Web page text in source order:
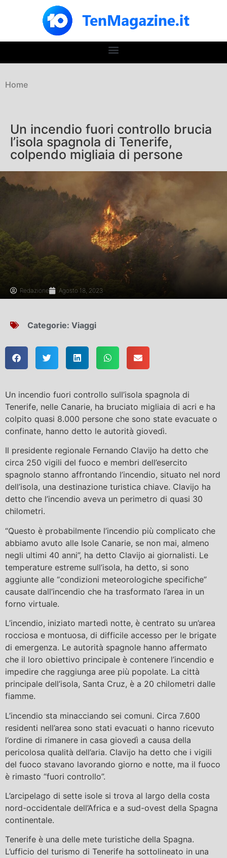
Home
Un incendio fuori controllo brucia
l’isola spagnola di Tenerife,
colpendo migliaia di persone
Redazione Agosto 18, 2023
Categorie: Viaggi
Un incendio fuori controllo sull’isola spagnola di
Tenerife, nelle Canarie, ha bruciato migliaia di acri e ha
colpito quasi 8.000 persone che sono state evacuate o
confinate, hanno detto le autorità giovedì.
Il presidente regionale Fernando Clavijo ha detto che
circa 250 vigili del fuoco e membri dell’esercito
spagnolo stanno affrontando l’incendio, situato nel nord
dell’isola, una destinazione turistica chiave. Clavijo ha
detto che l’incendio aveva un perimetro di quasi 30
chilometri.
“Questo è probabilmente l’incendio più complicato che
abbiamo avuto alle Isole Canarie, se non mai, almeno
negli ultimi 40 anni”, ha detto Clavijo ai giornalisti. Le
temperature estreme sull’isola, ha detto, si sono
aggiunte alle “condizioni meteorologiche specifiche”
causate dall’incendio che ha trasformato l’area in un
forno virtuale.
L’incendio, iniziato martedì notte, è centrato su un’area
rocciosa e montuosa, di difficile accesso per le brigate
di emergenza. Le autorità spagnole hanno affermato
che il loro obiettivo principale è contenere l’incendio e
impedire che raggiunga aree più popolate. La città
principale dell’isola, Santa Cruz, è a 20 chilometri dalle
fiamme.
L’incendio sta minacciando sei comuni. Circa 7.600
residenti nell’area sono stati evacuati o hanno ricevuto
l’ordine di rimanere in casa giovedì a causa della
pericolosa qualità dell’aria. Clavijo ha detto che i vigili
del fuoco stavano lavorando giorno e notte, ma il fuoco
è rimasto “fuori controllo”.
L’arcipelago di sette isole si trova al largo della costa
nord-occidentale dell’Africa e a sud-ovest della Spagna
continentale.
Tenerife è una delle mete turistiche della Spagna.
L’ufficio del turismo di Tenerife ha sottolineato in una